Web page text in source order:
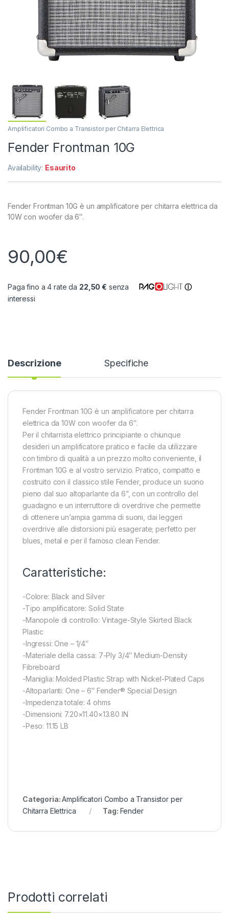
Amplificatori Combo a Transistor per Chitarra Elettrica
Fender Frontman 10G
Availability: Esaurito
Fender Frontman 10G è un amplificatore per chitarra elettrica da
10W con woofer da 6″.
90,00€
Paga fino a 4 rate da 22,50 € senza
interessi
ⓘ
Descrizione Specifiche
Fender Frontman 10G è un amplificatore per chitarra
elettrica da 10W con woofer da 6″.
Per il chitarrista elettrico principiante o chiunque
desideri un amplificatore pratico e facile da utilizzare
con timbro di qualità a un prezzo molto conveniente, il
Frontman 10G e al vostro servizio. Pratico, compatto e
costruito con il classico stile Fender, produce un suono
pieno dal suo altoparlante da 6”, con un controllo del
guadagno e un interruttore di overdrive che permette
di ottenere un’ampia gamma di suoni, dai leggeri
overdrive alle distorsioni più esagerate; perfetto per
blues, metal e per il famoso clean Fender.
Caratteristiche:
-Colore: Black and Silver
-Tipo amplificatore: Solid State
-Manopole di controllo: Vintage-Style Skirted Black
Plastic
-Ingressi: One – 1/4″
-Materiale della cassa: 7-Ply 3/4″ Medium-Density
Fibreboard
-Maniglia: Molded Plastic Strap with Nickel-Plated Caps
-Altoparlanti: One – 6″ Fender® Special Design
-Impedenza totale: 4 ohms
-Dimensioni: 7.20×11.40×13.80 IN
-Peso: 11.15 LB
Categoria:Amplificatori Combo a Transistor per
Chitarra Elettrica
Tag: Fender
Prodotti correlati